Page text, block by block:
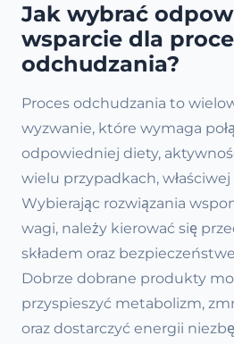
Jak wybrać
wsparcie dla
odchudzania?
Proces odchudzania to
wyzwanie, które wymaga
odpowiedniej diety,
wielu przypadkach,
Wybierając rozwiązania
wagi, należy kierować się
składem oraz
Dobrze dobrane produkty
przyspieszyć metabolizm,
oraz dostarczyć energii